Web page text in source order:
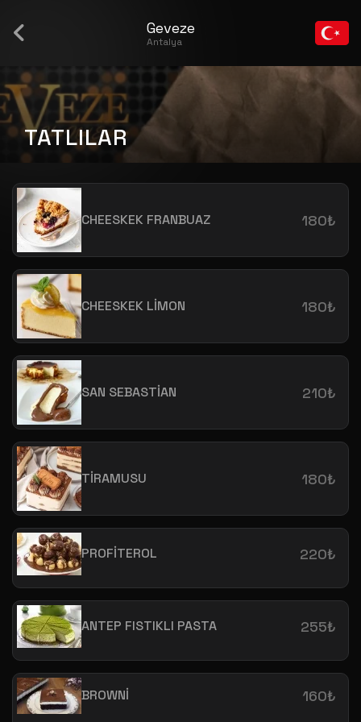
Geveze
Antalya
TATLILAR
CHEESKEK FRANBUAZ 180₺
CHEESKEK LİMON 180₺
SAN SEBASTİAN 210₺
TİRAMUSU 180₺
PROFİTEROL 220₺
ANTEP FISTIKLI PASTA 255₺
BROWNİ 160₺